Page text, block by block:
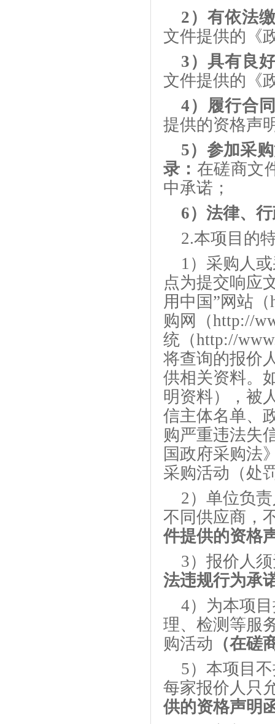
2）有依法
文件提供的《
3）具有良
文件提供的《
4）履行合
提供的资格声
5）参加采
录： 在磋商文
中承诺 ；
6）法律、
2.本项目的
1）采购人
点为提交响应
用中国 ”网站
购网（http://
统（http://
将查询的报价
供相关资料。
明资料），被
信主体名单、
购严重违法失
国政府采购法
采购活动（处
2）单位负
不同供应商，
件提供的资格
3）报价人
法违规行为承
4）为本项
理、检测等服
购活动 （在磋
5）本项目
每家报价人只
供的资格声明